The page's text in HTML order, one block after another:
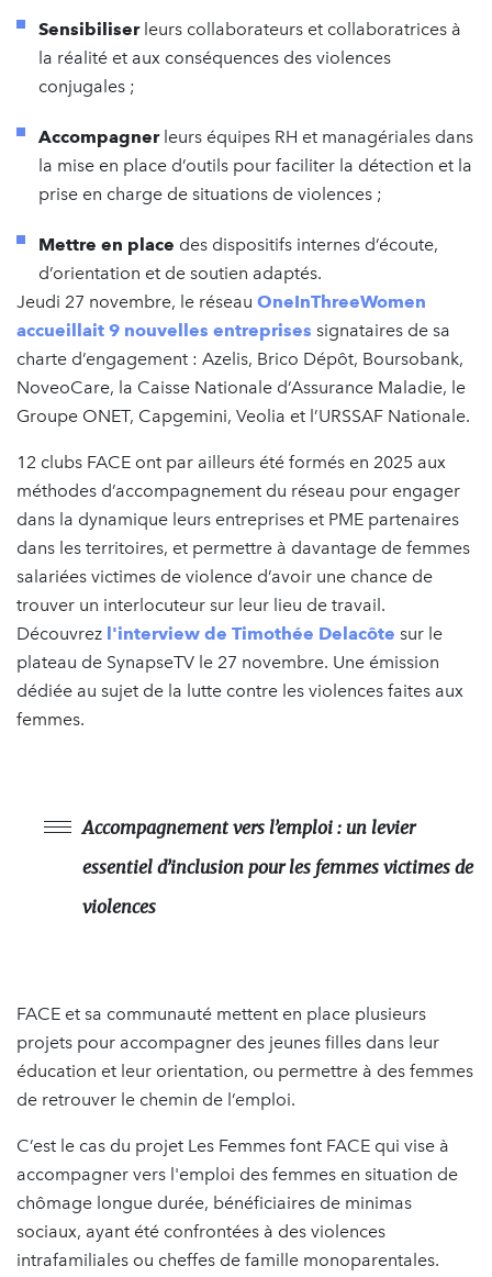
Sensibiliserleurs collaborateurs et collaboratrices à
la réalité et aux conséquences des violences
conjugales ;
Accompagner leurs équipes RH et managériales dans
la mise en place d’outils pour faciliter la détection et la
prise en charge de situations de violences ;
Mettre en place des dispositifs internes d’écoute,
d’orientation et de soutien adaptés.
Jeudi 27 novembre, le réseau OneInThreeWomen
accueillait 9 nouvelles entreprises signataires de sa
charte d’engagement : Azelis, Brico Dépôt, Boursobank,
NoveoCare, la Caisse Nationale d’Assurance Maladie, le
Groupe ONET, Capgemini, Veolia et l’URSSAF Nationale.
12 clubs FACE ont par ailleurs été formés en 2025 aux
méthodes d’accompagnement du réseau pour engager
dans la dynamique leurs entreprises et PME partenaires
dans les territoires, et permettre à davantage de femmes
salariées victimes de violence d’avoir une chance de
trouver un interlocuteur sur leur lieu de travail.
Découvrez l'interview de Timothée Delacôte sur le
plateau de SynapseTV le 27 novembre. Une émission
dédiée au sujet de la lutte contre les violences faites aux
femmes.
Accompagnement vers l’emploi : un levier
essentiel d’inclusion pour les femmes victimes de
violences
FACE et sa communauté mettent en place plusieurs
projets pour accompagner des jeunes filles dans leur
éducation et leur orientation, ou permettre à des femmes
de retrouver le chemin de l’emploi.
C’est le cas du projet Les Femmes font FACE qui vise à
accompagner vers l'emploi des femmes en situation de
chômage longue durée, bénéficiaires de minimas
sociaux, ayant été confrontées à des violences
intrafamiliales ou cheffes de famille monoparentales.